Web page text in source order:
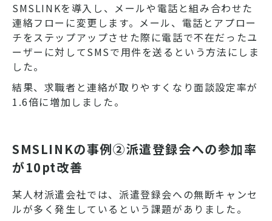
SMSLINKを導入し、メールや電話と組み合わせた
連絡フローに変更します。メール、電話とアプロー
チをステップアップさせた際に電話で不在だったユ
ーザーに対してSMSで用件を送るという方法にしま
した。
結果、求職者と連絡が取りやすくなり面談設定率が
1.6倍に増加しました。
SMSLINKの事例②派遣登録会への参加率
が10pt改善
某人材派遣会社では、派遣登録会への無断キャンセ
ルが多く発生しているという課題がありました。